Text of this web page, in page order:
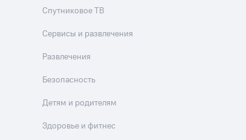
Спутниковое ТВ
Сервисы и развлечения
Развлечения
Безопасность
Детям и родителям
Здоровье и фитнес